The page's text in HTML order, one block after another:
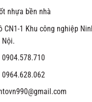
nhựa bền nhà
CN1-1 Khu công nghiệp
Nội.
0904.578.710
0964.628.062